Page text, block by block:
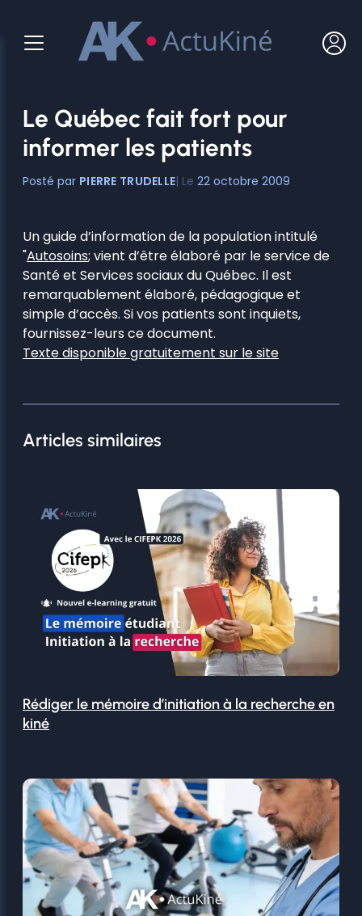
contenu
Le Québec fait fort pour
informer les patients
PIERRE TRUDELLE 22 octobre 2009
Un guide d’information de la population intitulé
"Autosoins; vient d’être élaboré par le service de
Santé et Services sociaux du Québec. Il est
remarquablement élaboré, pédagogique et
simple d’accès. Si vos patients sont inquiets,
fournissez-leurs ce document.
Texte disponible gratuitement sur le site
Articles similaires
Rédiger le mémoire d’initiation à la recherche en
kiné